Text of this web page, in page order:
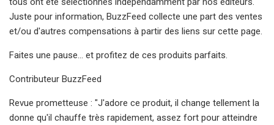
Juste pour information, BuzzFeed collecte une part des ventes
et/ou d'autres compensations à partir des liens sur cette page.
Faites une pause... et profitez de ces produits parfaits.
Contributeur BuzzFeed
Revue prometteuse : "J'adore ce produit, il change tellement la
donne qu'il chauffe très rapidement, assez fort pour atteindre